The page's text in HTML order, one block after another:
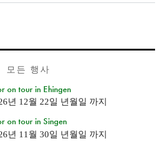
모든 행사
on tour in Ehingen
년 12월 22일 년월일 까지
on tour in Singen
년 11월 30일 년월일 까지